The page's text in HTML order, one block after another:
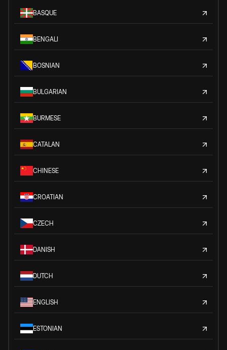
BASQUE
BENGALI
BOSNIAN
BULGARIAN
BURMESE
CATALAN
CHINESE
CROATIAN
CZECH
DANISH
DUTCH
ENGLISH
ESTONIAN